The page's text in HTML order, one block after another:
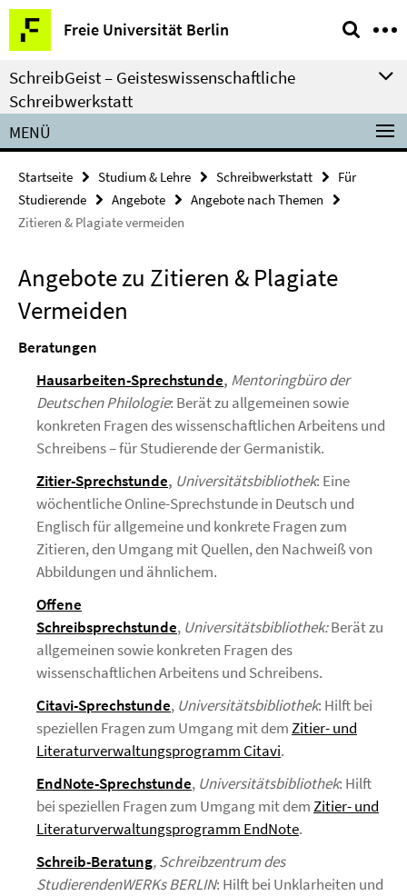
Springe
direkt
zu
Inhalt
Freie Universität Berlin
Service-
Navigation
SchreibGeist – Geisteswissenschaftliche
Schreibwerkstatt
MENÜ
Startseite Studium & Lehre Schreibwerkstatt
Für
Studierende
Angebote
Angebote nach Themen
Zitieren & Plagiate vermeiden
Angebote zu Zitieren & Plagiate
Vermeiden
Beratungen
Hausarbeiten-Sprechstunde, Mentoringbüro der
Deutschen Philologie: Berät zu allgemeinen sowie
konkreten Fragen des wissenschaftlichen Arbeitens und
Schreibens – für Studierende der Germanistik.
Zitier-Sprechstunde, Universitätsbibliothek: Eine
wöchentliche Online-Sprechstunde in Deutsch und
Englisch für allgemeine und konkrete Fragen zum
Zitieren, den Umgang mit Quellen, den Nachweiß von
Abbildungen und ähnlichem.
Offene
Schreibsprechstunde, Universitätsbibliothek:Berät zu
allgemeinen sowie konkreten Fragen des
wissenschaftlichen Arbeitens und Schreibens.
Citavi-Sprechstunde, Universitätsbibliothek: Hilft bei
speziellen Fragen zum Umgang mit demZitier- und
Literaturverwaltungsprogramm Citavi.
EndNote-Sprechstunde, Universitätsbibliothek: Hilft
bei speziellen Fragen zum Umgang mit demZitier- und
Literaturverwaltungsprogramm EndNote.
Schreib-Beratung, Schreibzentrum des
StudierendenWERKs BERLIN: Hilft bei Unklarheiten und